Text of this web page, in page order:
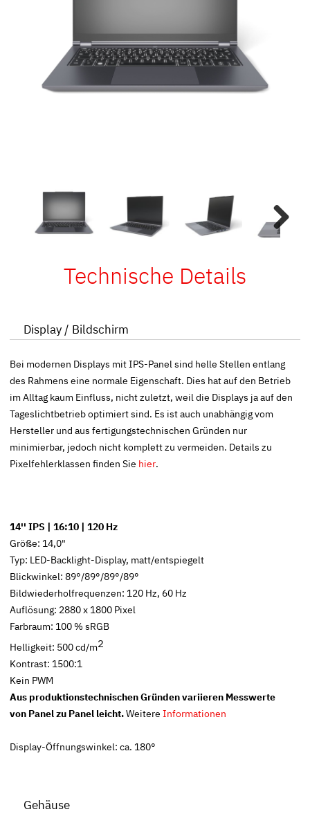
Next
Technische Details
Display / Bildschirm
Bei modernen Displays mit IPS-Panel sind helle Stellen entlang
des Rahmens eine normale Eigenschaft. Dies hat auf den Betrieb
im Alltag kaum Einfluss, nicht zuletzt, weil die Displays ja auf den
Tageslichtbetrieb optimiert sind. Es ist auch unabhängig vom
Hersteller und aus fertigungstechnischen Gründen nur
minimierbar, jedoch nicht komplett zu vermeiden. Details zu
Pixelfehlerklassen finden Sie hier.
14'' IPS | 16:10 | 120 Hz
Größe: 14,0"
Typ: LED-Backlight-Display, matt/entspiegelt
Blickwinkel: 89°/89°/89°/89°
Bildwiederholfrequenzen: 120 Hz, 60 Hz
Auflösung: 2880 x 1800 Pixel
Farbraum: 100 % sRGB
Helligkeit: 500 cd/m2
Kontrast: 1500:1
Kein PWM
Aus produktionstechnischen Gründen variieren Messwerte
von Panel zu Panel leicht.WeitereInformationen
Display-Öffnungswinkel: ca. 180°
Gehäuse